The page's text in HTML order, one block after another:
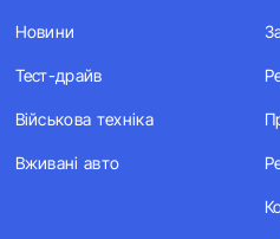
Новини
Тест-драйв
Військова техніка
Вживані авто